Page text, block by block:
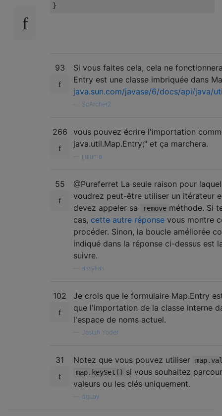
}
93
Si vous faites cela, cela ne
Entry est une classe imbriquée dans
java.sun.com/javase/6/docs/api/java/
ScArcher2
266
vous pouvez écrire l'importation
java.util.Map.Entry;" et ça marchera.
jjujuma
55
@Pureferret La seule raison pour
voudrez peut-être utiliser un itérateur
devez appeler sa
remove méthode. Si
cas, cette autre réponse vous montre
procéder. Sinon, la boucle améliorée
indiqué dans la réponse ci-dessus est
suivre.
assylias
102
Je crois que le formulaire Map.Entry
que l'importation de la classe interne
l'espace de noms actuel.
Josiah Yoder
31 Notez que vous pouvez utiliser
map.keySet() si vous souhaitez
valeurs ou les clés uniquement.
dguay